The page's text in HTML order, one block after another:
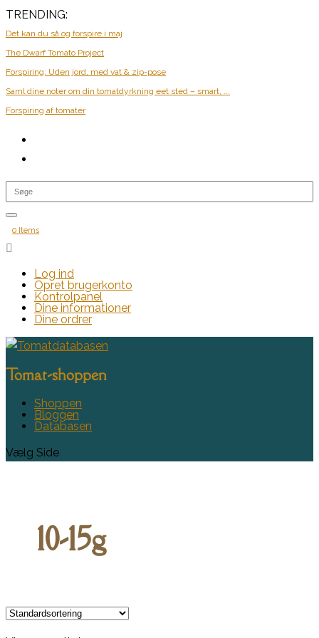
TRENDING:
Det kan du så og forspire i maj
The Dwarf Tomato Project
Forspiring: Uden jord, med vat & zip-pose
Saml dine noter om din tomatdyrkning eet sted – smart, ...
Forspiring af tomater
0 Items

Log ind
Opret brugerkonto
Kontrolpanel
Dine informationer
Dine ordrer
Tomat-shoppen
Shoppen
Bloggen
Databasen
Vælg Side
10-15g